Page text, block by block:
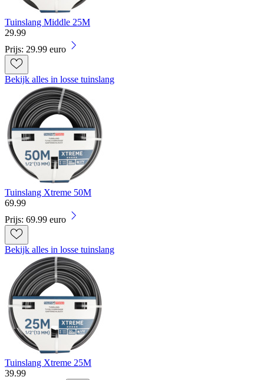
Tuinslang Middle 25M
29.99
Prijs: 29.99 euro
Bekijk alles in losse tuinslang
Tuinslang Xtreme 50M
69.99
Prijs: 69.99 euro
Bekijk alles in losse tuinslang
Tuinslang Xtreme 25M
39.99